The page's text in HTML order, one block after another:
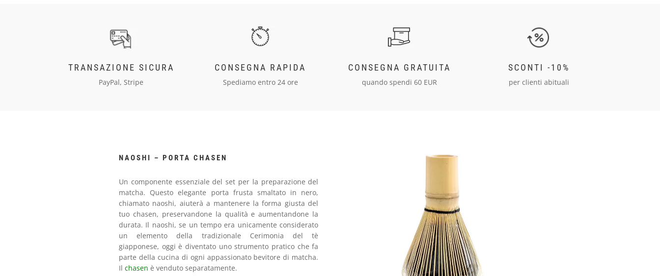
TRANSAZIONE SICURA
PayPal, Stripe
CONSEGNA RAPIDA
Spediamo entro 24 ore
CONSEGNA GRATUITA
quando spendi 60 EUR
SCONTI -10%
per clienti abituali
NAOSHI – PORTA CHASEN
Un componente essenziale del set per la preparazione del
matcha. Questo elegante porta frusta smaltato in nero,
chiamato naoshi, aiuterà a mantenere la forma giusta del
tuo chasen, preservandone la qualità e aumentandone la
durata. Il naoshi, se un tempo era unicamente considerato
un elemento della tradizionale Cerimonia del tè
giapponese, oggi è diventato uno strumento pratico che fa
parte della cucina di ogni appassionato bevitore di matcha.
Il chasen è venduto separatamente.